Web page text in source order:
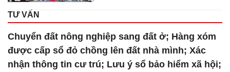
TƯ VẤN
Chuyển đất nông nghiệp sang đất ở; Hàng xóm
được cấp sổ đỏ chồng lên đất nhà mình; Xác
nhận thông tin cư trú; Lưu ý sổ bảo hiểm xã hội;